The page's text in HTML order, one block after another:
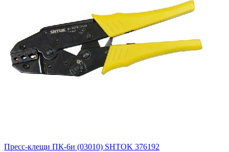
Пресс-клещи ПК-6и (03010) SHTOK 376192